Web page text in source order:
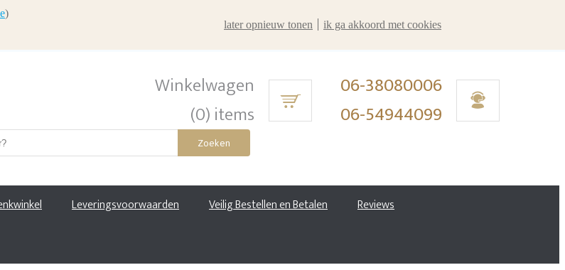
Winkelwagen
(0) items
06-38080006
06-54944099
Zoeken
Leveringsvoorwaarden Veilig Bestellen en Betalen Reviews
)
later opnieuw tonen
ik ga akkoord met cookies